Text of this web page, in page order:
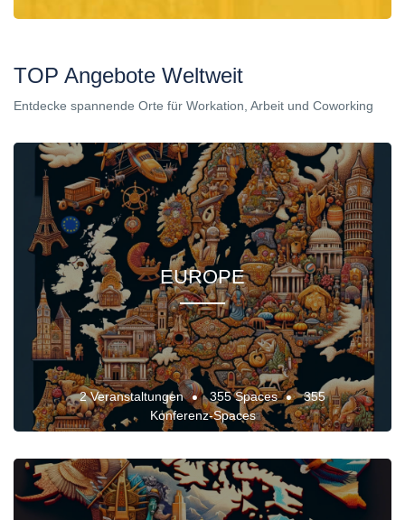
TOP Angebote Weltweit
Entdecke spannende Orte für Workation, Arbeit und Coworking
EUROPE
2 Veranstaltungen 355 Spaces
355
Konferenz-Spaces